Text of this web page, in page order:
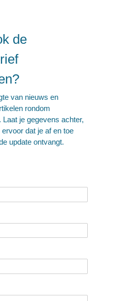
de
van nieuws en
rondom
Laat je gegevens achter,
dat je af en toe
update ontvangt.